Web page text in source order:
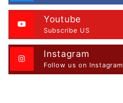
Youtube
Subscribe US
Instagram
Follow us on Instagram